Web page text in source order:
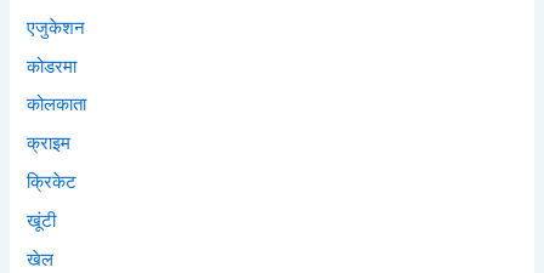
एजुकेशन
कोडरमा
कोलकाता
क्राइम
क्रिकेट
खूंटी
खेल